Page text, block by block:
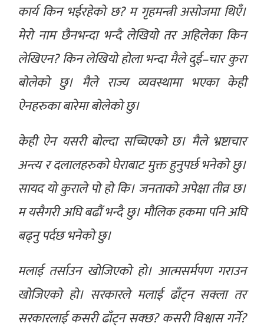
कार्य किन भईरहेको छ? म गृहमन्त्री असोजमा थिएँ।
मेरो नाम छैनभन्दा भन्दै लेखियो तर अहिलेका किन
लेखिएन? किन लेखियो होला भन्दा मैले दुई–चार कुरा
बोलेको छु। मैले राज्य व्यवस्थामा भएका केही
ऐनहरुका बारेमा बोलेको छु।
केही ऐन यसरी बोल्दा सच्चिएको छ। मैले भ्रष्टाचार
अन्त्य र दलालहरुको घेराबाट मुक्त हुनुपर्छ भनेको छु।
सायद यो कुराले पो हो कि। जनताको अपेक्षा तीव्र छ।
म यसैगरी अघि बढौं भन्दै छु। मौलिक हकमा पनि अघि
बढ्नु पर्दछ भनेको छु।
मलाई तर्साउन खोजिएको हो। आत्मसर्मपण गराउन
खोजिएको हो। सरकारले मलाई ढाँट्न सक्ला तर
सरकारलाई कसरी ढाँट्न सक्छ? कसरी विश्वास गर्ने?